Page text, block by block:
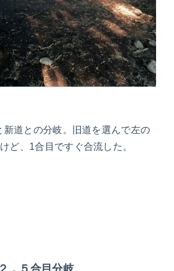
新道との分岐。旧道を選んで左の
ど、1合目ですぐ合流した。
．５合目分岐